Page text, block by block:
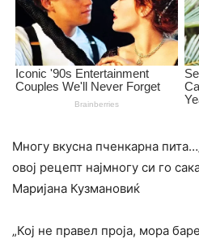
Многу вкусна пченкарна
овој рецепт најмногу си го
Маријана Кузмановиќ
„Кој не правел проја, мора